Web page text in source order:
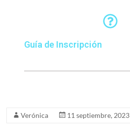
Guía de Inscripción
Verónica 11 septiembre, 2023